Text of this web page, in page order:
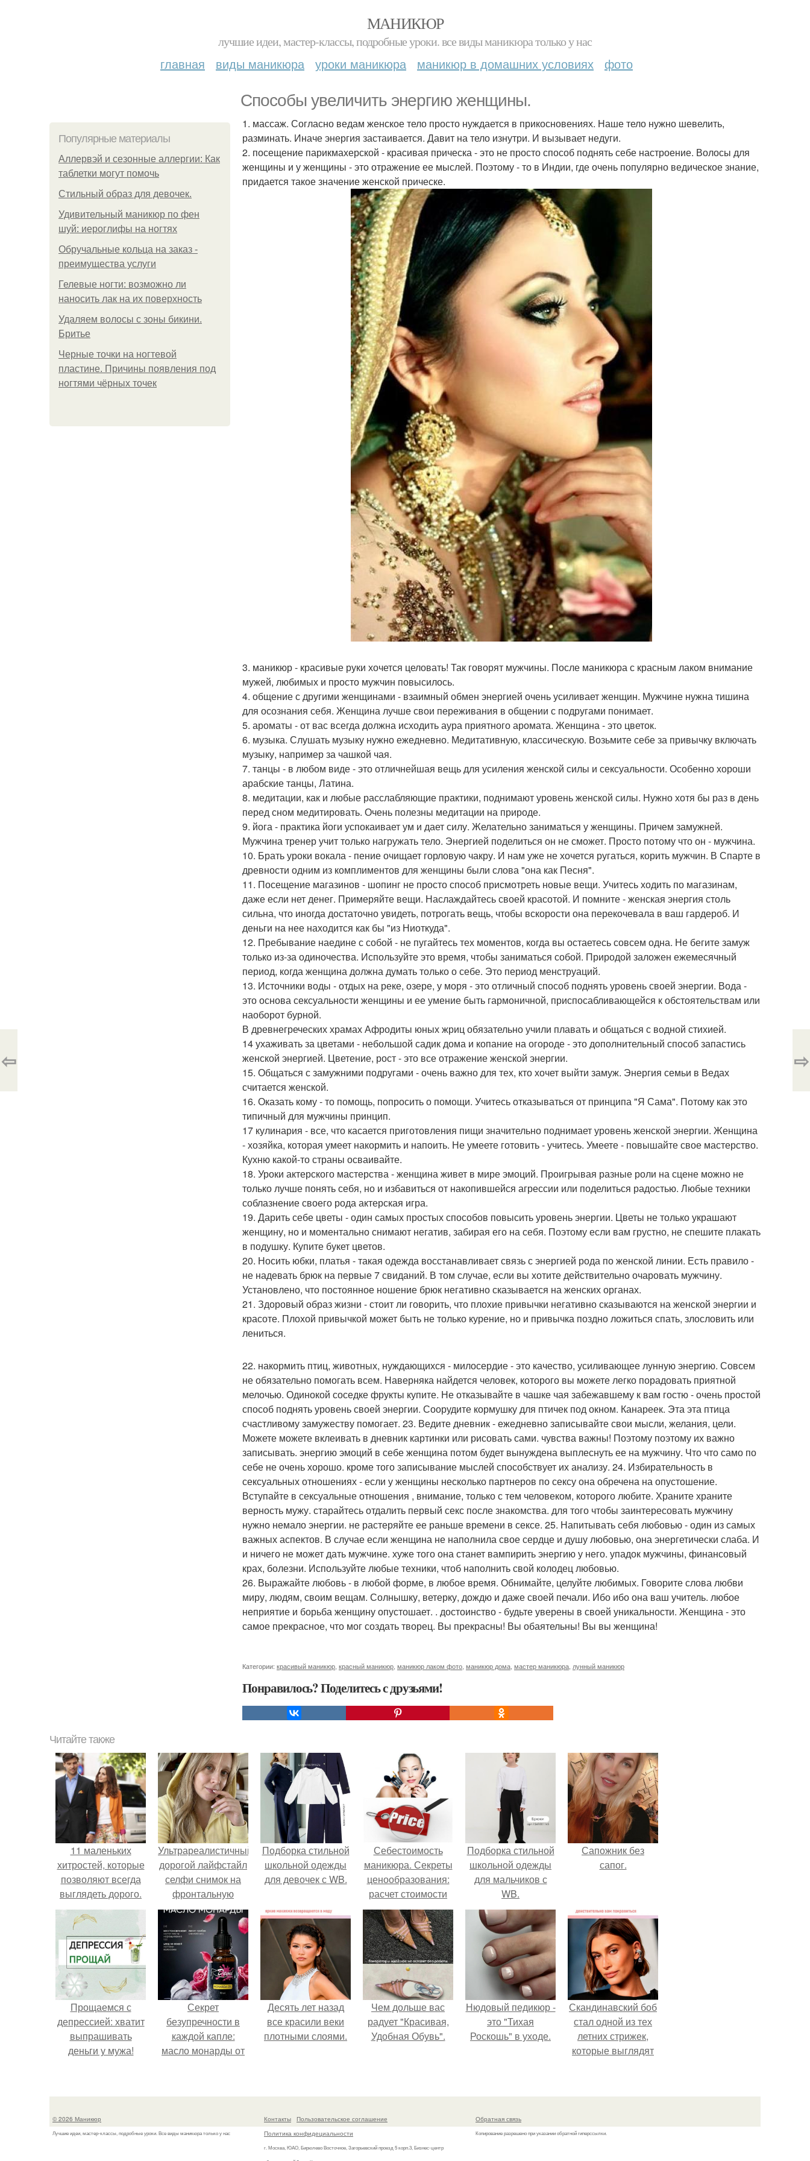
МАНИКЮР
лучшие идеи, мастер-классы, подробные уроки. все виды маникюра только у нас
главная виды маникюра уроки маникюра маникюр в домашних условиях фото
Способы увеличить энергию женщины.
Популярные материалы
Аллервэй и сезонные аллергии: Как
таблетки могут помочь
Стильный образ для девочек.
Удивительный маникюр по фен
шуй: иероглифы на ногтях
Обручальные кольца на заказ -
преимущества услуги
Гелевые ногти: возможно ли
наносить лак на их поверхность
Удаляем волосы с зоны бикини.
Бритье
Черные точки на ногтевой
пластине. Причины появления под
ногтями чёрных точек
1. массаж. Согласно ведам женское тело просто нуждается в прикосновениях. Наше тело нужно шевелить,
разминать. Иначе энергия застаивается. Давит на тело изнутри. И вызывает недуги.
2. посещение парикмахерской - красивая прическа - это не просто способ поднять себе настроение. Волосы для
женщины и у женщины - это отражение ее мыслей. Поэтому - то в Индии, где очень популярно ведическое знание,
придается такое значение женской прическе.
3. маникюр - красивые руки хочется целовать! Так говорят мужчины. После маникюра с красным лаком внимание
мужей, любимых и просто мужчин повысилось.
4. общение с другими женщинами - взаимный обмен энергией очень усиливает женщин. Мужчине нужна тишина
для осознания себя. Женщина лучше свои переживания в общении с подругами понимает.
5. ароматы - от вас всегда должна исходить аура приятного аромата. Женщина - это цветок.
6. музыка. Слушать музыку нужно ежедневно. Медитативную, классическую. Возьмите себе за привычку включать
музыку, например за чашкой чая.
7. танцы - в любом виде - это отличнейшая вещь для усиления женской силы и сексуальности. Особенно хороши
арабские танцы, Латина.
8. медитации, как и любые расслабляющие практики, поднимают уровень женской силы. Нужно хотя бы раз в день
перед сном медитировать. Очень полезны медитации на природе.
9. йога - практика йоги успокаивает ум и дает силу. Желательно заниматься у женщины. Причем замужней.
Мужчина тренер учит только нагружать тело. Энергией поделиться он не сможет. Просто потому что он - мужчина.
10. Брать уроки вокала - пение очищает горловую чакру. И нам уже не хочется ругаться, корить мужчин. В Спарте в
древности одним из комплиментов для женщины были слова "она как Песня".
11. Посещение магазинов - шопинг не просто способ присмотреть новые вещи. Учитесь ходить по магазинам,
даже если нет денег. Примеряйте вещи. Наслаждайтесь своей красотой. И помните - женская энергия столь
сильна, что иногда достаточно увидеть, потрогать вещь, чтобы вскорости она перекочевала в ваш гардероб. И
деньги на нее находится как бы "из Ниоткуда".
12. Пребывание наедине с собой - не пугайтесь тех моментов, когда вы остаетесь совсем одна. Не бегите замуж
только из-за одиночества. Используйте это время, чтобы заниматься собой. Природой заложен ежемесячный
период, когда женщина должна думать только о себе. Это период менструаций.
13. Источники воды - отдых на реке, озере, у моря - это отличный способ поднять уровень своей энергии. Вода -
это основа сексуальности женщины и ее умение быть гармоничной, приспосабливающейся к обстоятельствам или
наоборот бурной.
В древнегреческих храмах Афродиты юных жриц обязательно учили плавать и общаться с водной стихией.
14 ухаживать за цветами - небольшой садик дома и копание на огороде - это дополнительный способ запастись
женской энергией. Цветение, рост - это все отражение женской энергии.
15. Общаться с замужними подругами - очень важно для тех, кто хочет выйти замуж. Энергия семьи в Ведах
считается женской.
16. Оказать кому - то помощь, попросить о помощи. Учитесь отказываться от принципа "Я Сама". Потому как это
типичный для мужчины принцип.
17 кулинария - все, что касается приготовления пищи значительно поднимает уровень женской энергии. Женщина
- хозяйка, которая умеет накормить и напоить. Не умеете готовить - учитесь. Умеете - повышайте свое мастерство.
Кухню какой-то страны осваивайте.
18. Уроки актерского мастерства - женщина живет в мире эмоций. Проигрывая разные роли на сцене можно не
только лучше понять себя, но и избавиться от накопившейся агрессии или поделиться радостью. Любые техники
соблазнение своего рода актерская игра.
19. Дарить себе цветы - один самых простых способов повысить уровень энергии. Цветы не только украшают
женщину, но и моментально снимают негатив, забирая его на себя. Поэтому если вам грустно, не спешите плакать
в подушку. Купите букет цветов.
20. Носить юбки, платья - такая одежда восстанавливает связь с энергией рода по женской линии. Есть правило -
не надевать брюк на первые 7 свиданий. В том случае, если вы хотите действительно очаровать мужчину.
Установлено, что постоянное ношение брюк негативно сказывается на женских органах.
21. Здоровый образ жизни - стоит ли говорить, что плохие привычки негативно сказываются на женской энергии и
красоте. Плохой привычкой может быть не только курение, но и привычка поздно ложиться спать, злословить или
лениться.
22. накормить птиц, животных, нуждающихся - милосердие - это качество, усиливающее лунную энергию. Совсем
не обязательно помогать всем. Наверняка найдется человек, которого вы можете легко порадовать приятной
мелочью. Одинокой соседке фрукты купите. Не отказывайте в чашке чая забежавшему к вам гостю - очень простой
способ поднять уровень своей энергии. Соорудите кормушку для птичек под окном. Канареек. Эта эта птица
счастливому замужеству помогает. 23. Ведите дневник - ежедневно записывайте свои мысли, желания, цели.
Можете можете вклеивать в дневник картинки или рисовать сами. чувства важны! Поэтому поэтому их важно
записывать. энергию эмоций в себе женщина потом будет вынуждена выплеснуть ее на мужчину. Что что само по
себе не очень хорошо. кроме того записывание мыслей способствует их анализу. 24. Избирательность в
сексуальных отношениях - если у женщины несколько партнеров по сексу она обречена на опустошение.
Вступайте в сексуальные отношения , внимание, только с тем человеком, которого любите. Храните храните
верность мужу. старайтесь отдалить первый секс после знакомства. для того чтобы заинтересовать мужчину
нужно немало энергии. не растеряйте ее раньше времени в сексе. 25. Напитывать себя любовью - один из самых
важных аспектов. В случае если женщина не наполнила свое сердце и душу любовью, она энергетически слаба. И
и ничего не может дать мужчине. хуже того она станет вампирить энергию у него. упадок мужчины, финансовый
крах, болезни. Используйте любые техники, чтоб наполнить свой колодец любовью.
26. Выражайте любовь - в любой форме, в любое время. Обнимайте, целуйте любимых. Говорите слова любви
миру, людям, своим вещам. Солнышку, ветерку, дождю и даже своей печали. Ибо ибо она ваш учитель. любое
неприятие и борьба женщину опустошает. . достоинство - будьте уверены в своей уникальности. Женщина - это
самое прекрасное, что мог создать творец. Вы прекрасны! Вы обаятельны! Вы вы женщина!
Категории: красивый маникюр красный маникюр маникюр лаком фото маникюр дома мастер маникюра лунный маникюр
Понравилось? Поделитесь с друзьями!
⇦ ⇨
Читайте также
11 маленьких
хитростей, которые
позволяют всегда
выглядеть дорого.
Ультрареалистичный
дорогой лайфстайл
селфи снимок на
фронтальную
камеру.
Подборка стильной
школьной одежды
для девочек с WB.
Себестоимость
маникюра. Секреты
ценообразования:
расчет стоимости
услуг (Beautyday.
Подборка стильной
школьной одежды
для мальчиков с
WB.
Сапожник без
сапог.
Прощаемся с
депрессией: хватит
выпрашивать
деньги у мужа!
Секрет
безупречности в
каждой капле:
масло монарды от
Десять лет назад
все красили веки
плотными слоями.
Чем дольше вас
радует "Красивая,
Удобная Обувь".
Нюдовый педикюр -
это "Тихая
Роскошь" в уходе.
Скандинавский боб
стал одной из тех
летних стрижек,
которые выглядят
© 2026 Маникюр
Лучшие идеи, мастер-классы, подробные уроки. Все виды маникюра только у нас
Контакты
Пользовательское соглашение
Политика конфидециальности
г. Москва, ЮАО, Бирюлево Восточное, Загорьевский проезд 5 корп.3, Бизнес-центр
Обратная связь
Копирование разрешено при указании обратной гиперссылки.